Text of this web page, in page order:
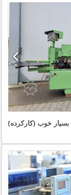
بسیار خوب (کارکرده)